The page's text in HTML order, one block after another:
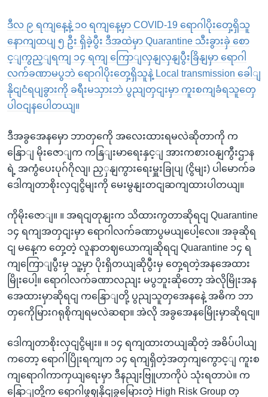
ဒီလ ၉ ရကျနေ့နဲ့ ၁၀ ရကျနေ့မှာ COVID-19 ရောဂါပိုးတှေ့ရှိသူ
နောကျထပျ ၅ ဦး ရှိခဲ့ပွီး ဒီအထဲမှာ Quarantine သီးခွားခှဲ စော
င့ျကွည့ျရကျ ၁၄ ရကျ ကြောျလှနျလှနျပွီးခြိနျမှာ ရောဂါ
လက်ခဏာမပွဘဲ ရောဂါပိုးတှေ့ရှိသူနဲ့ Local transmission ခေါျ
နိုငျငံရပျခွားကို ခရီးမသှားဘဲ ပွညျတှငျးမှာ ကူးစကျခံရသူတှေ
ပါဝငျနပေါတယျ။
ဒီအခွအေနမှော ဘာတှကေို အလေးထားရမလဲဆိုတာကို က
နြောျ မိုးဇောျက ကနြျးမာရေးနှင့ျ အားကစားဝနျကွီးဌာန
ရဲ့ အကွံပေးပုဂ်ဂိုလျ၊ ညှှနျကွားရေးမှူးခြုပျ (ငွိမျး) ပါမောက်ခ
ဒေါကျတာစိုးလှငျငွိမျးကို မေးမွနျးတငျဆကျထားပါတယျ။
ကိုမိုးဇောျ။ ။ အရငျတုနျးက သိထားကွတာဆိုရငျ Quarantine
၁၄ ရကျအတှငျးမှာ ရောဂါလက်ခဏာပွမယျပေါ့လေ။ အခုဆိုရ
ငျ မနေ့က တှေ့တဲ့ လူနာတဈယောကျဆိုရငျ Quarantine ၁၄ ရ
ကျကြောျပွီးမှ သူ့မှာ ပိုးရှိတယျဆိုပွီးမှ တှေ့ရတဲ့အနအေထား
မြိုးပေါ့။ ရောဂါလက်ခဏာလညျး မပွဘူးဆိုတော့ အဲလိုမြိုးအန
အေထားမှာဆိုရငျ ကနြောျတို့ ပွညျသူတှအေနနေဲ့ အဓိက ဘာ
တှကေိုမြားဂရုစိုကျရမလဲဆရာ။ အဲလို အခွအေနမြေိုးမှာဆိုရငျ။
ဒေါကျတာစိုးလှငျငွိမျး။ ။ ၁၄ ရကျထားတယျဆိုတဲ့ အဓိပ်ပါယျ
ကတော့ ရောဂါပြိုးရကျက ၁၄ ရကျရှိတဲ့အတှကျကွောင့ျ ကူးစ
ကျရောဂါကာကှယျရေးမှာ ဒီနညျးဗြူဟာကိုပဲ သုံးရတာပဲ။ က
နြောျတို့က ရောဂါဖွဈနိုငျခွမြေားတဲ့ High Risk Group တှ